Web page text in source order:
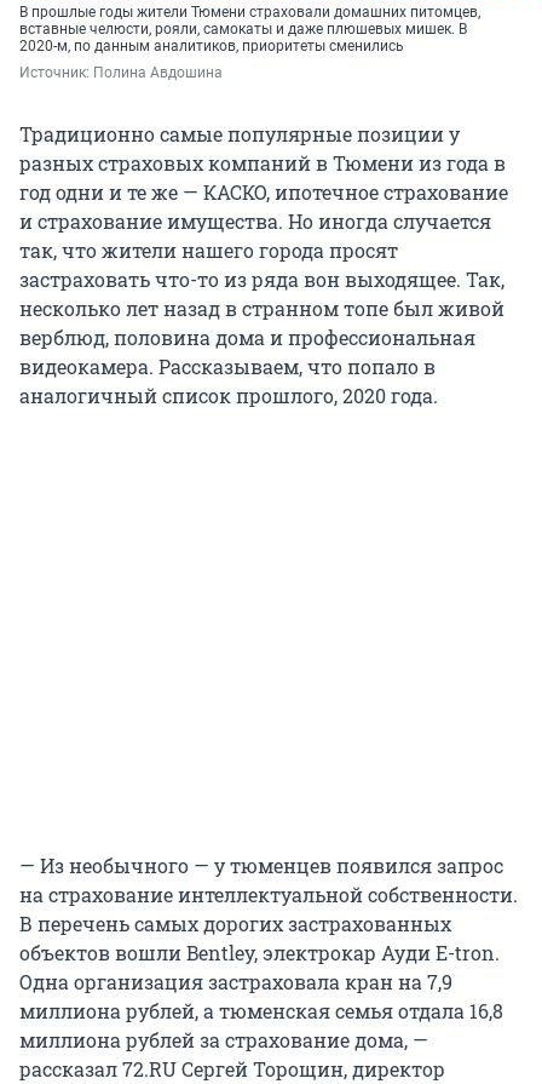
В прошлые годы жители Тюмени страховали домашних питомцев,
вставные челюсти, рояли, самокаты и даже плюшевых мишек. В
2020-м, по данным аналитиков, приоритеты сменились
Источник: Полина Авдошина
Традиционно самые популярные позиции у
разных страховых компаний в Тюмени из года в
год одни и те же — КАСКО, ипотечное страхование
и страхование имущества. Но иногда случается
так, что жители нашего города просят
застраховать что-то из ряда вон выходящее. Так,
несколько лет назад в странном топе был живой
верблюд, половина дома и профессиональная
видеокамера. Рассказываем, что попало в
аналогичный список прошлого, 2020 года.
— Из необычного — у тюменцев появился запрос
на страхование интеллектуальной собственности.
В перечень самых дорогих застрахованных
объектов вошли Bentley, электрокар Ауди Е-tron.
Одна организация застраховала кран на 7,9
миллиона рублей, а тюменская семья отдала 16,8
миллиона рублей за страхование дома, —
рассказал 72.RU Сергей Торощин, директор